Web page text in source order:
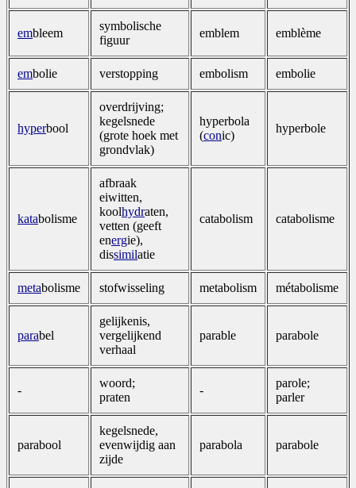
embleem
symbolische
figuur
emblem emblème
embolie verstopping embolism embolie
hyperbool
overdrijving;
kegelsnede
(grote hoek met
grondvlak)
hyperbola
(conic)
hyperbole
katabolisme
afbraak
eiwitten,
koolhydraten,
vetten (geeft
energie),
dissimilatie
catabolism catabolisme
metabolisme stofwisseling metabolism métabolisme
parabel
gelijkenis,
vergelijkend
verhaal
parable parabole
-
woord;
praten
-
parole;
parler
parabool
kegelsnede,
evenwijdig aan
zijde
parabola parabole